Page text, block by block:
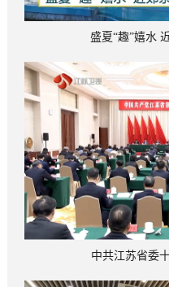
盛夏“趣”嬉水
中共江苏省委